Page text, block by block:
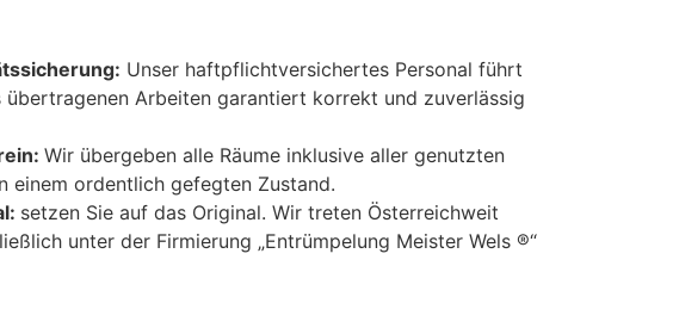
Unser haftpflichtversichertes Personal führt
übertragenen Arbeiten garantiert korrekt und zuverlässig
Wir übergeben alle Räume inklusive aller genutzten
einem ordentlich gefegten Zustand.
setzen Sie auf das Original. Wir treten Österreichweit
unter der Firmierung „Entrümpelung Meister Wels ®“